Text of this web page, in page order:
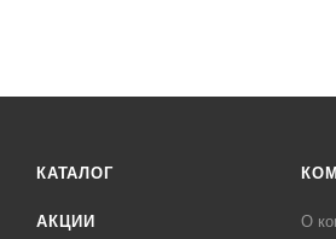
КАТАЛОГ
АКЦИИ
О